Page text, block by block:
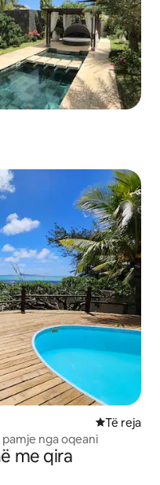
Të reja
nga oqeani
me qira